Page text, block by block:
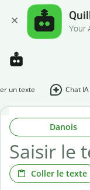
Your
un texte Chat IA
Danois
Coller le texte